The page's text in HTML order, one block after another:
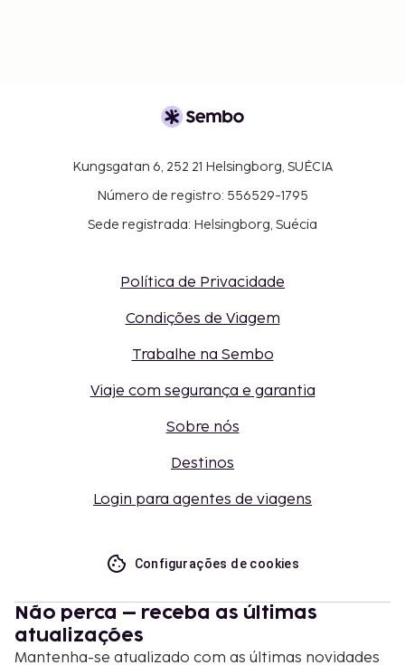
Kungsgatan 6, 252 21 Helsingborg, SUÉCIA
Número de registro: 556529-1795
Sede registrada: Helsingborg, Suécia
Política de Privacidade
Condições de Viagem
Trabalhe na Sembo
Viaje com segurança e garantia
Sobre nós
Destinos
Login para agentes de viagens
Configurações de cookies
Não perca – receba as últimas
atualizações
Mantenha-se atualizado com as últimas novidades